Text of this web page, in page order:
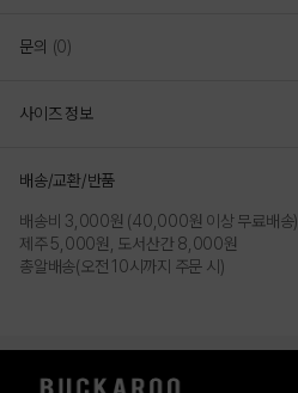
문의 (0)
사이즈 정보
배송/교환/반품
배송비 3,000원 (40,000원 이상 무료배송)
제주 5,000원, 도서산간 8,000원
총알배송(오전 10시까지 주문 시)